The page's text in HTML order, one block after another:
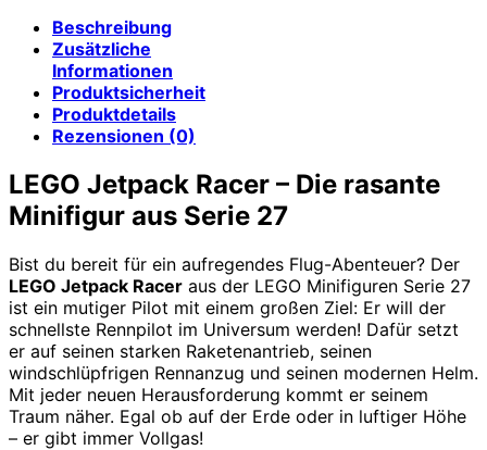
Beschreibung
Zusätzliche
Informationen
Produktsicherheit
Produktdetails
Rezensionen (0)
LEGO Jetpack Racer – Die rasante
Minifigur aus Serie 27
Bist du bereit für ein aufregendes Flug-Abenteuer? Der
LEGO Jetpack Racer aus der LEGO Minifiguren Serie 27
ist ein mutiger Pilot mit einem großen Ziel: Er will der
schnellste Rennpilot im Universum werden! Dafür setzt
er auf seinen starken Raketenantrieb, seinen
windschlüpfrigen Rennanzug und seinen modernen Helm.
Mit jeder neuen Herausforderung kommt er seinem
Traum näher. Egal ob auf der Erde oder in luftiger Höhe
– er gibt immer Vollgas!